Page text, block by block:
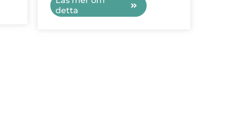
detta